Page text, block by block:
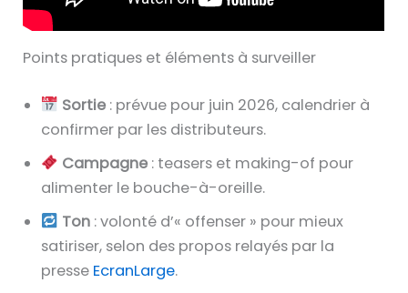
Points pratiques et éléments à surveiller
Sortie: prévue pour juin 2026, calendrier à
confirmer par les distributeurs.
Campagne: teasers et making-of pour
alimenter le bouche-à-oreille.
Ton: volonté d’« offenser » pour mieux
satiriser, selon des propos relayés par la
presse EcranLarge.